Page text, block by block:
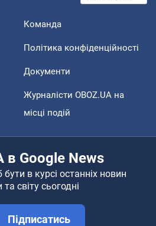
Команда
Політика конфіденційності
Документи
Журналісти OBOZ.UA на
місці подій
в Google News
в курсі останніх новин
та світу сьогодні
Підписатись